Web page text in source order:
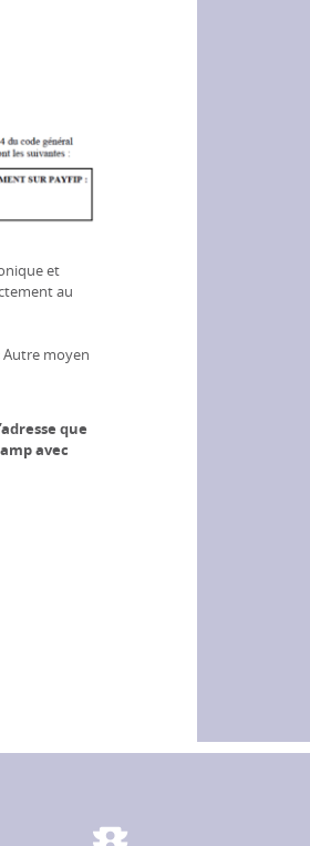
et
au
Autre moyen
que
avec